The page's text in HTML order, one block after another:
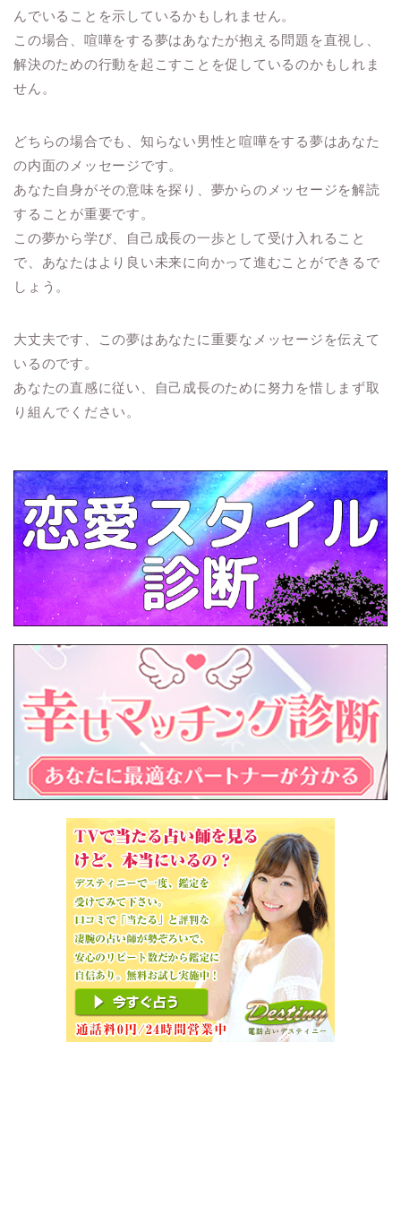
んでいることを示しているかもしれません。
この場合、喧嘩をする夢はあなたが抱える問題を直視し、
解決のための行動を起こすことを促しているのかもしれま
せん。
どちらの場合でも、知らない男性と喧嘩をする夢はあなた
の内面のメッセージです。
あなた自身がその意味を探り、夢からのメッセージを解読
することが重要です。
この夢から学び、自己成長の一歩として受け入れること
で、あなたはより良い未来に向かって進むことができるで
しょう。
大丈夫です、この夢はあなたに重要なメッセージを伝えて
いるのです。
あなたの直感に従い、自己成長のために努力を惜しまず取
り組んでください。